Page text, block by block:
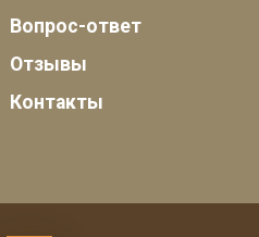
Вопрос-ответ
Отзывы
Контакты